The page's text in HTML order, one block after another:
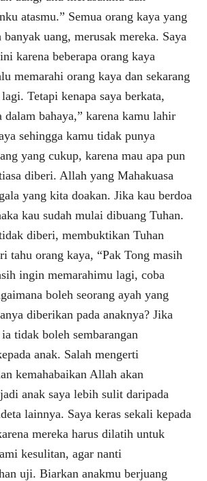
atasmu.” Semua orang kaya yang
uang, merusak mereka. Saya
karena beberapa orang kaya
memarahi orang kaya dan sekarang
Tetapi kenapa saya berkata,
dalam bahaya,” karena kamu lahir
sehingga kamu tidak punya
yang cukup, karena mau apa pun
diberi. Allah yang Mahakuasa
yang kita doakan. Jika kau berdoa
kau sudah mulai dibuang Tuhan.
diberi, membuktikan Tuhan
tahu orang kaya, “Pak Tong masih
ingin memarahimu lagi, coba
boleh seorang ayah yang
diberikan pada anaknya? Jika
tidak boleh sembarangan
anak. Salah mengerti
kemahabaikan Allah akan
anak saya lebih sulit daripada
lainnya. Saya keras sekali kepada
mereka harus dilatih untuk
kesulitan, agar nanti
uji. Biarkan anakmu berjuang